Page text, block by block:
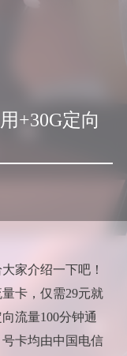
+30G定向
家介绍一下吧！
卡，仅需29元就
流量100分钟通
卡均由中国电信